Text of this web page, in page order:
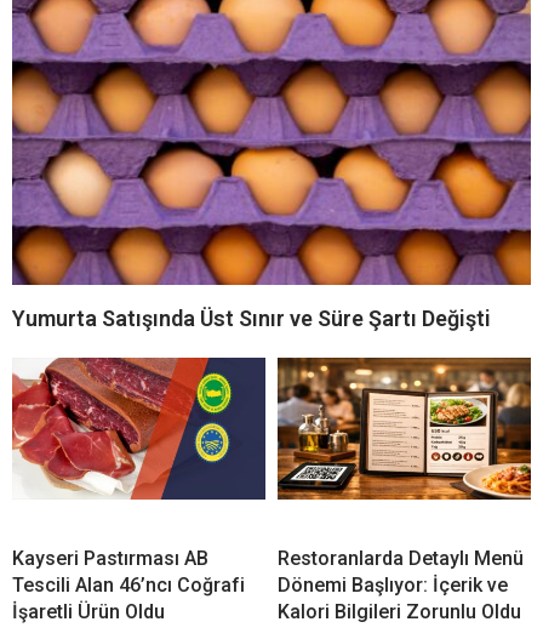
Yumurta Satışında Üst Sınır ve Süre Şartı Değişti
Kayseri Pastırması AB
Tescili Alan 46’ncı Coğrafi
İşaretli Ürün Oldu
Restoranlarda Detaylı Menü
Dönemi Başlıyor: İçerik ve
Kalori Bilgileri Zorunlu Oldu